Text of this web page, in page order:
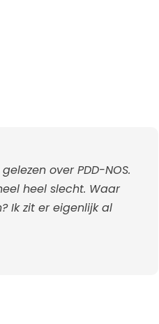
over PDD-NOS.
heel slecht. Waar
Ik zit er eigenlijk al